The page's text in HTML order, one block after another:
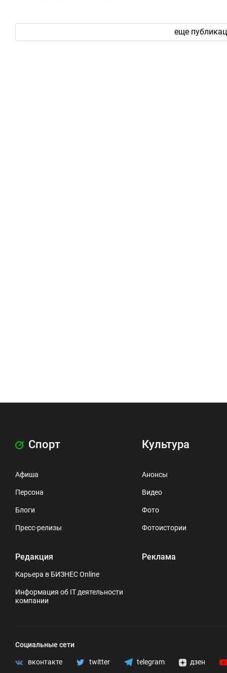
еще
Спорт
Афиша
Персона
Блоги
Пресс-релизы
Редакция
Карьера в БИЗНЕС Online
Информация об IT деятельности
компании
Культура
Анонсы
Видео
Фото
Фотоистории
Реклама
Социальные сети
вконтакте twitter telegram дзен